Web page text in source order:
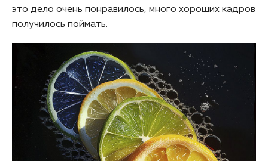
это дело очень понравилось, много хороших кадров
получилось поймать.